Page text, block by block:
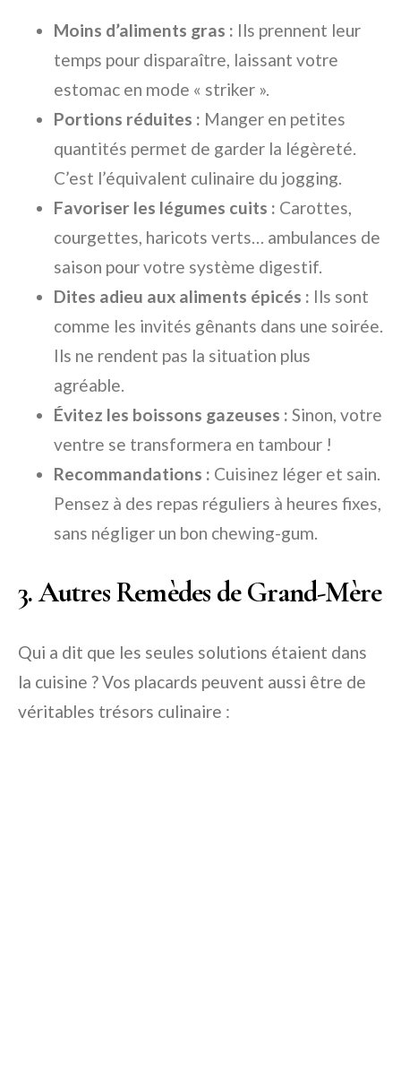
Moins d’aliments gras : Ils prennent leur
temps pour disparaître, laissant votre
estomac en mode « striker ».
Portions réduites : Manger en petites
quantités permet de garder la légèreté.
C’est l’équivalent culinaire du jogging.
Favoriser les légumes cuits : Carottes,
courgettes, haricots verts… ambulances de
saison pour votre système digestif.
Dites adieu aux aliments épicés : Ils sont
comme les invités gênants dans une soirée.
Ils ne rendent pas la situation plus
agréable.
Évitez les boissons gazeuses : Sinon, votre
ventre se transformera en tambour !
Recommandations : Cuisinez léger et sain.
Pensez à des repas réguliers à heures fixes,
sans négliger un bon chewing-gum.
3. Autres Remèdes de Grand-Mère
Qui a dit que les seules solutions étaient dans
la cuisine ? Vos placards peuvent aussi être de
véritables trésors culinaire :